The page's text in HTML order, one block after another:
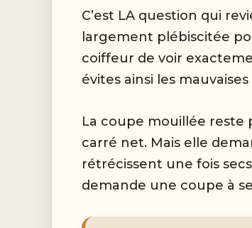
C’est LA question qui
largement plébiscitée
coiffeur de voir
évites ainsi les
La coupe mouillée reste
carré net. Mais elle
rétrécissent une fois
demande une coupe à